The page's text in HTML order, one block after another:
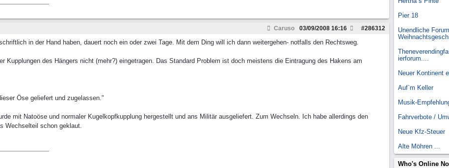
Caruso #286312
03/09/2008 16:16
in der Hand haben, dauert noch ein oder zwei Tage. Mit dem Ding will ich dann weitergehen- notfalls den Rechtsweg.
Kupplungen des Hängers nicht (mehr?) eingetragen. Das Standard Problem ist doch meistens die Eintragung des Hakens am
Öse geliefert und zugelassen."
mit Natoöse und normaler Kugelkopfkupplung hergestellt und ans Militär ausgeliefert. Zum Wechseln. Ich habe allerdings den
Wechselteil schon geklaut.
Pier 18
Unendliche
ierforum....
Neuer Kontinent
Auf`m Keller
Musik-
Fahrverbote /
Neue Kfz-Steuer
Alte Möhren ...
Who's Online